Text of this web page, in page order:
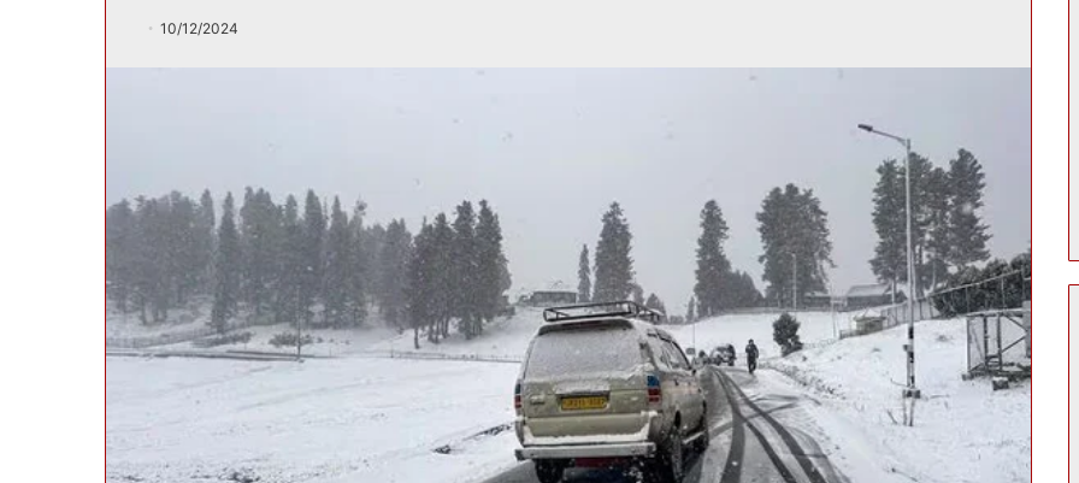
10/12/2024